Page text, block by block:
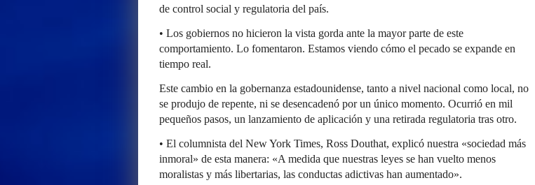
de control social y regulatoria del país.
• Los gobiernos no hicieron la vista gorda ante la mayor parte de este
comportamiento. Lo fomentaron. Estamos viendo cómo el pecado se expande en
tiempo real.
Este cambio en la gobernanza estadounidense, tanto a nivel nacional como local, no
se produjo de repente, ni se desencadenó por un único momento. Ocurrió en mil
pequeños pasos, un lanzamiento de aplicación y una retirada regulatoria tras otro.
• El columnista del New York Times, Ross Douthat, explicó nuestra «sociedad más
inmoral» de esta manera: «A medida que nuestras leyes se han vuelto menos
moralistas y más libertarias, las conductas adictivas han aumentado».